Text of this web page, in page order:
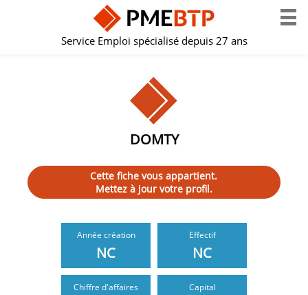
Service Emploi spécialisé depuis 27 ans
DOMTY
Cette fiche vous appartient.
Mettez à jour votre profil.
Année création
NC
Effectif
NC
Chiffre d'affaires Capital